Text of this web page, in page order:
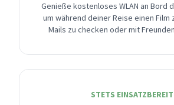
Genieße kostenloses WLAN an Bord
um während deiner Reise einen Film
Mails zu checken oder mit
STETS EINSATZBEREIT